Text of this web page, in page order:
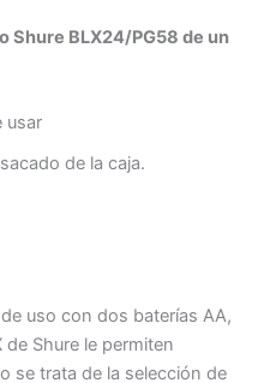
Shure BLX24/PG58 de un
usar
de la caja.
uso con dos baterías AA,
Shure le permiten
se trata de la selección de